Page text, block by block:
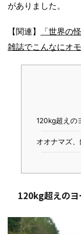
がありました。
【関連】
「世界の
雑誌でこんなにオ
120kg超えの
オオナマズ
120kg超えの